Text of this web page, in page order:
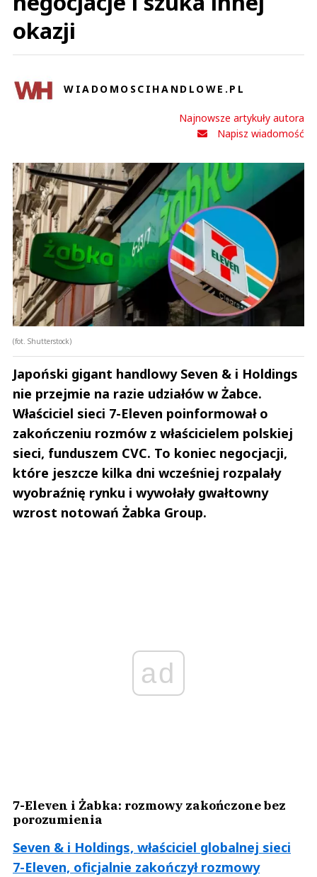
okazji
WIADOMOSCIHANDLOWE.PL
Najnowsze artykuły autora
Napisz wiadomość
(fot. Shutterstock)
Japoński gigant handlowy Seven & i Holdings
nie przejmie na razie udziałów w Żabce.
Właściciel sieci 7-Eleven poinformował o
zakończeniu rozmów z właścicielem polskiej
sieci, funduszem CVC. To koniec negocjacji,
które jeszcze kilka dni wcześniej rozpalały
wyobraźnię rynku i wywołały gwałtowny
wzrost notowań Żabka Group.
ad
7-Eleven i Żabka: rozmowy zakończone bez
porozumienia
Seven & i Holdings, właściciel globalnej sieci
7-Eleven, oficjalnie zakończył rozmowy